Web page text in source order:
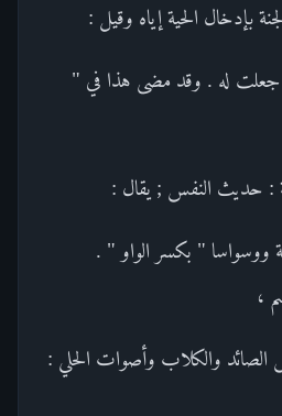
بإدخال الحية إياه وقيل :
جعلت له . وقد مضى هذا في "
: حديث النفس ; يقال :
" بكسر الواو " .
،
الصائد والكلاب وأصوات الحلي :